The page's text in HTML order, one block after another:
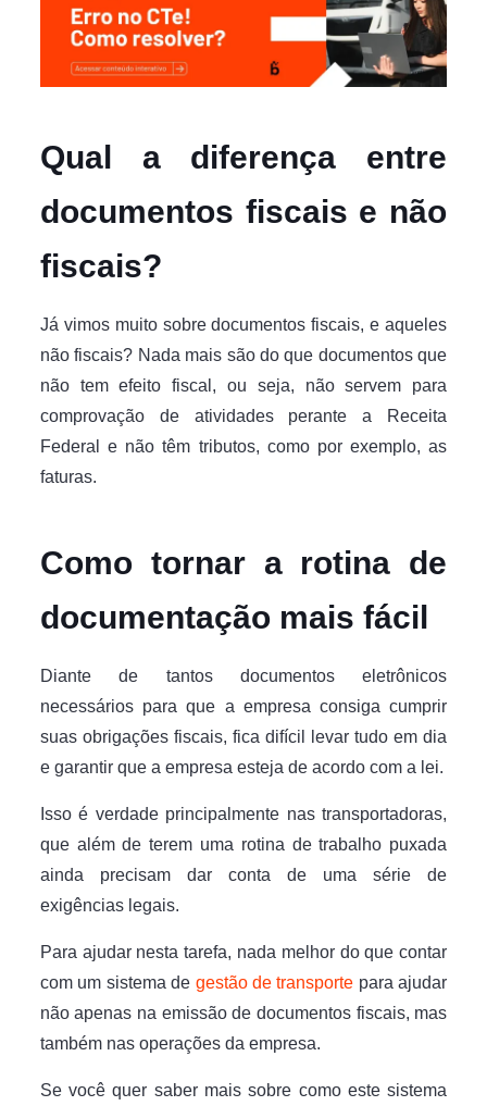
Qual a diferença entre
documentos fiscais e não
fiscais?
Já vimos muito sobre documentos fiscais, e aqueles
não fiscais? Nada mais são do que documentos que
não tem efeito fiscal, ou seja, não servem para
comprovação de atividades perante a Receita
Federal e não têm tributos, como por exemplo, as
faturas.
Como tornar a rotina de
documentação mais fácil
Diante de tantos documentos eletrônicos
necessários para que a empresa consiga cumprir
suas obrigações fiscais, fica difícil levar tudo em dia
e garantir que a empresa esteja de acordo com a lei.
Isso é verdade principalmente nas transportadoras,
que além de terem uma rotina de trabalho puxada
ainda precisam dar conta de uma série de
exigências legais.
Para ajudar nesta tarefa, nada melhor do que contar
com um sistema de gestão de transporte para ajudar
não apenas na emissão de documentos fiscais, mas
também nas operações da empresa.
Se você quer saber mais sobre como este sistema